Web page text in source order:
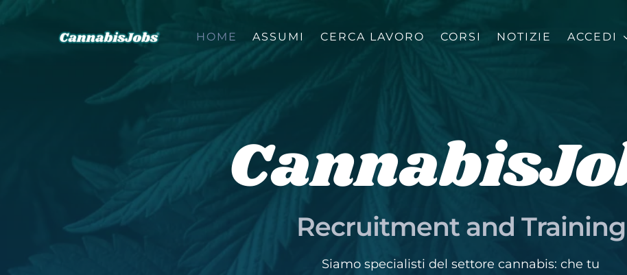
HOME ASSUMI CERCA LAVORO CORSI NOTIZIE ACCEDI
Recruitment and Training
Siamo specialisti del settore cannabis: che tu